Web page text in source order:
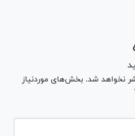
نخواهد شد. بخش‌های موردنیاز